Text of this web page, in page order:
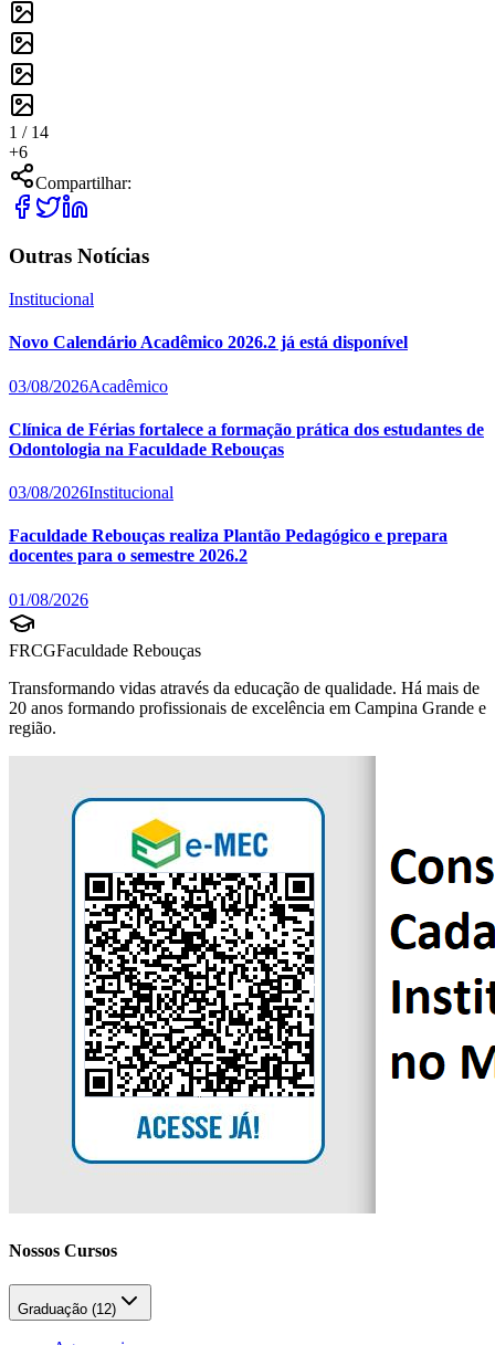
1 / 14
+6
Compartilhar:
Outras Notícias
Institucional
Novo Calendário Acadêmico 2026.2 já está disponível
03/08/2026Acadêmico
Clínica de Férias fortalece a formação prática dos estudantes de
Odontologia na Faculdade Rebouças
03/08/2026Institucional
Faculdade Rebouças realiza Plantão Pedagógico e prepara
docentes para o semestre 2026.2
01/08/2026
FRCGFaculdade Rebouças
Transformando vidas através da educação de qualidade. Há mais de
20 anos formando profissionais de excelência em Campina Grande e
região.
Nossos Cursos
Graduação (12)